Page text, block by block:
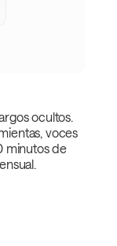
ocultos.
voces
minutos de